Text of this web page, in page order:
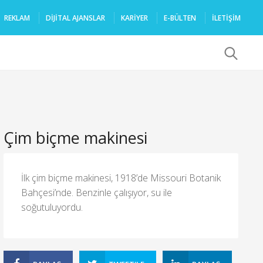
REKLAM DIJITAL AJANSLAR KARIYER E-BÜLTEN İLETİŞİM
Çim biçme makinesi
İlk çim biçme makinesi, 1918’de Missouri Botanik
Bahçesi’nde. Benzinle çalışıyor, su ile
soğutuluyordu.